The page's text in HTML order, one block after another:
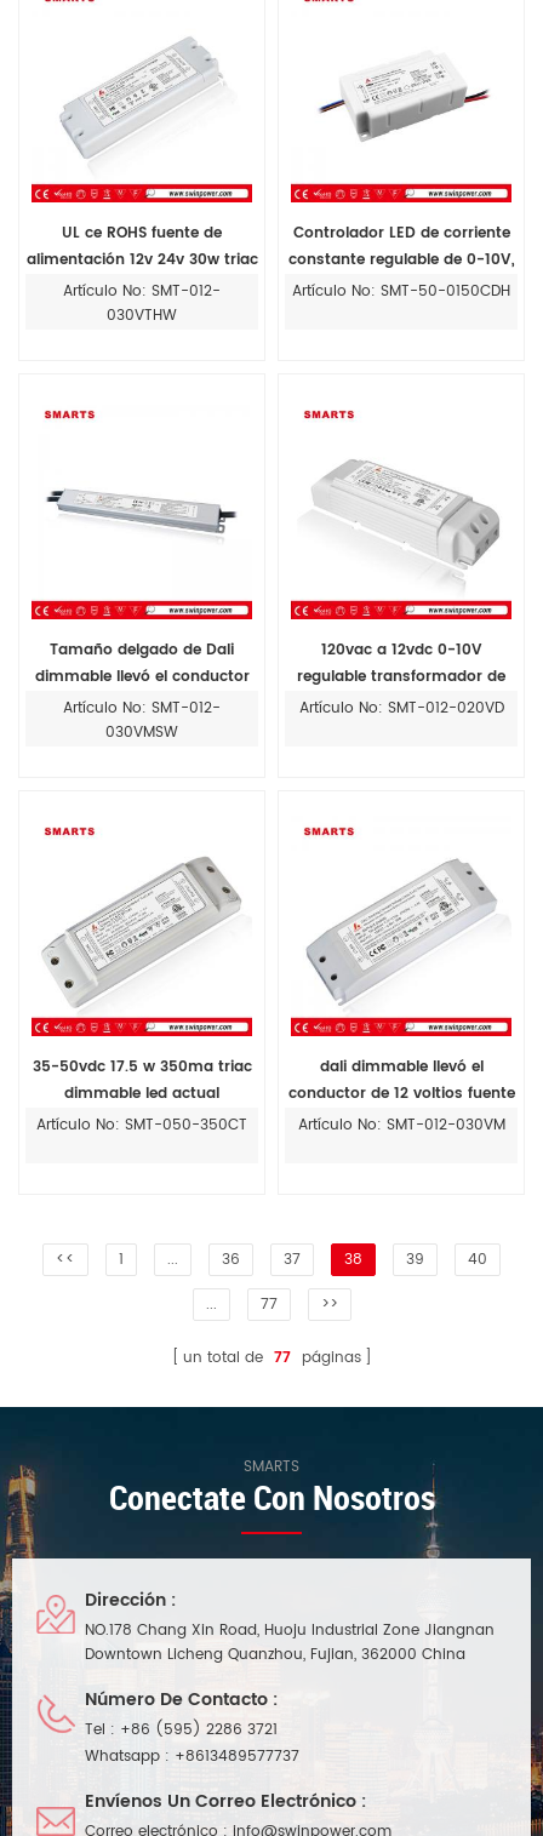
UL ce ROHS fuente de
alimentación 12v 24v 30w triac
regulable transformador led
Artículo No: SMT-012-
030VTHW
Controlador LED de corriente
constante regulable de 0-10V,
panel de luz LED de 8W 38-50v
Artículo No: SMT-50-0150CDH
Tamaño delgado de Dali
dimmable llevó el conductor
12V 30w esbelta de suministro
de energía LED
Artículo No: SMT-012-
030VMSW
120vac a 12vdc 0-10V
regulable transformador de
luz de tira llevada
Artículo No: SMT-012-020VD
35-50vdc 17.5 w 350ma triac
dimmable led actual
constante del conductor
Artículo No: SMT-050-350CT
dali dimmable llevó el
conductor de 12 voltios fuente
de alimentación para tiras de
Artículo No: SMT-012-030VM
<< 1 ... 36 37 38 39
40
...
77 >>
un total de 77 páginas
SMARTS
Conectate Con Nosotros
Dirección :
NO.178 Chang Xin Road, Huoju Industrial Zone Jiangnan
Downtown Licheng Quanzhou, Fujian, 362000 China
Número De Contacto :
Tel : +86 (595) 2286 3721
Whatsapp : +8613489577737
Envíenos Un Correo Electrónico :